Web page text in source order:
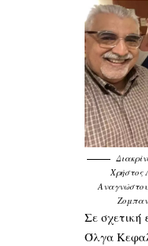
Χρήστος
Σε σχετική
Όλγα